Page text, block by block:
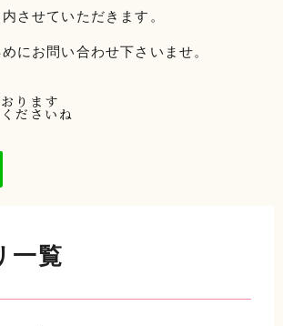
させていただきます。
にお問い合わせ下さいませ。
ります
ださいね
一覧